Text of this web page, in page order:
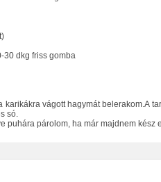
30 dkg friss gomba
karikákra vágott hagymát belerakom.A
só.
puhára párolom, ha már majdnem